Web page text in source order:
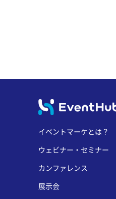
イベントマーケとは？
ウェビナー・セミナー
カンファレンス
展示会